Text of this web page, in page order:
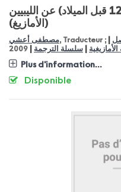
أحاديث هيرودوت(489/487-125 قبل الميلاد) عن الليبيين
(الأمازيغ)
مصطفى أعشي, Traducteur ;
سلسلة الترجمة 2009
Plus d'information...
Disponible